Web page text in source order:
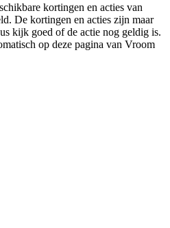
kortingen en acties van
De kortingen en acties zijn maar
kijk goed of de actie nog geldig is.
op deze pagina van Vroom